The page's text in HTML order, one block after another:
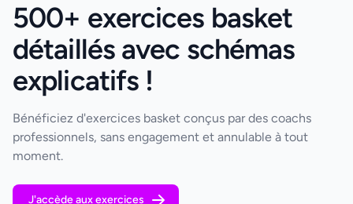
500+ exercices basket
détaillés avec schémas
explicatifs !
Bénéficiez d'exercices basket conçus par des coachs
professionnels, sans engagement et annulable à tout
moment.
J'accède aux exercices